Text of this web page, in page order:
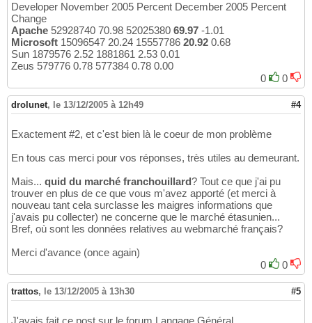
Developer November 2005 Percent December 2005 Percent
Change
Apache 52928740 70.98 52025380 69.97 -1.01
Microsoft 15096547 20.24 15557786 20.92 0.68
Sun 1879576 2.52 1881861 2.53 0.01
Zeus 579776 0.78 577384 0.78 0.00
0
0
drolunet, le 13/12/2005 à 12h49 #4
Exactement #2, et c'est bien là le coeur de mon problème
En tous cas merci pour vos réponses, très utiles au demeurant.
Mais... quid du marché franchouillard? Tout ce que j'ai pu
trouver en plus de ce que vous m'avez apporté (et merci à
nouveau tant cela surclasse les maigres informations que
j'avais pu collecter) ne concerne que le marché étasunien...
Bref, où sont les données relatives au webmarché français?
Merci d'avance (once again)
0
0
trattos, le 13/12/2005 à 13h30 #5